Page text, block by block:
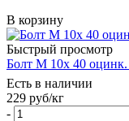
В корзину
Быстрый просмотр
Болт М 10х 40
Есть в наличии
229 руб/кг
-